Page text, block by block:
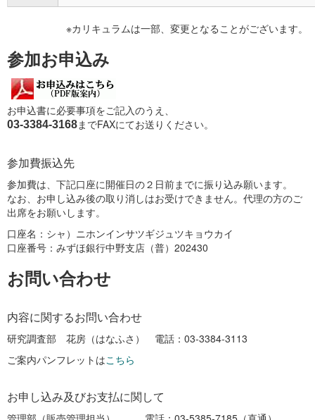
※カリキュラムは一部、変更となることがございます。
参加お申込み
お申込書に必要事項をご記入のうえ、
03-3384-3168までFAXにてお送りください。
参加費振込先
参加費は、下記口座に開催日の２日前までに振り込み願います。
なお、お申し込み後の取り消しはお受けできません。代理の方のご
出席をお願いします。
口座名：シャ）ニホンインサツギジュツキョウカイ
口座番号：みずほ銀行中野支店（普）202430
お問い合わせ
内容に関するお問い合わせ
研究調査部 花房（はなふさ） 電話：03-3384-3113
ご案内パンフレットはこちら
お申し込み及びお支払に関して